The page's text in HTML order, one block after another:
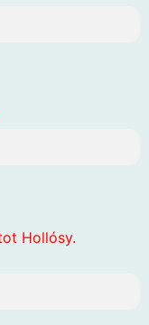
Hollósy.